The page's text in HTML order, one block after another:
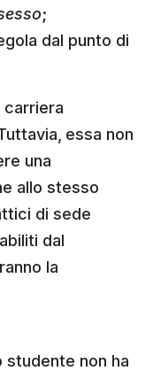
;
dal punto di
carriera
essa non
una
allo stesso
di sede
dal
la
studente non ha